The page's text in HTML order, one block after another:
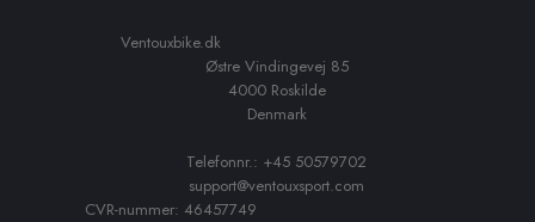
Ventouxbike.dk
Østre Vindingevej 85
4000 Roskilde
Denmark
Telefonnr.: +45 50579702
support@ventouxsport.com
CVR-nummer: 46457749